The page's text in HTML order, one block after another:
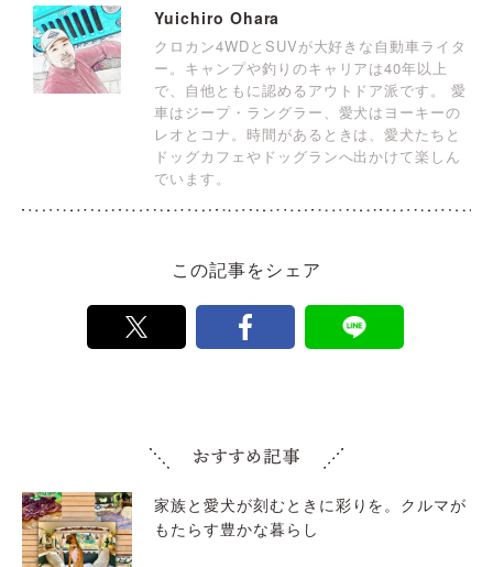
Yuichiro Ohara
クロカン4WDとSUVが大好きな自動車ライタ
ー。キャンプや釣りのキャリアは40年以上
で、自他ともに認めるアウトドア派です。 愛
車はジープ・ラングラー、愛犬はヨーキーの
レオとコナ。時間があるときは、愛犬たちと
ドッグカフェやドッグランへ出かけて楽しん
でいます。
この記事をシェア
家族と愛犬が刻むときに彩りを。クルマが
もたらす豊かな暮らし